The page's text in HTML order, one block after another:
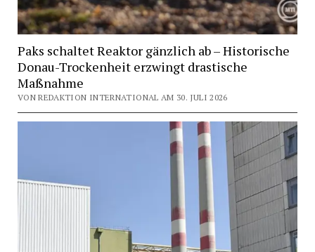
Paks schaltet Reaktor gänzlich ab – Historische
Donau-Trockenheit erzwingt drastische
Maßnahme
VON REDAKTION INTERNATIONAL AM 30. JULI 2026